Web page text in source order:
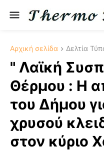
Αρχική σελίδα Δελτία
" Λαϊκή
Θέρμου : Η
του Δήμου
χρυσού
στον κύριο